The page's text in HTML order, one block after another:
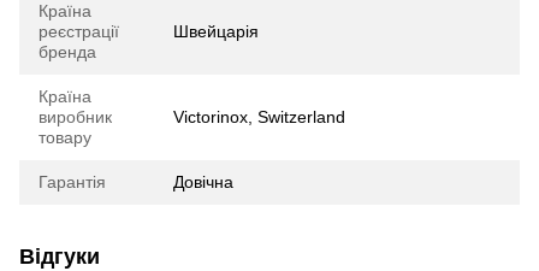
Країна
реєстрації
бренда
Швейцарія
Країна
виробник
товару
Victorinox, Switzerland
Гарантія Довічна
Відгуки